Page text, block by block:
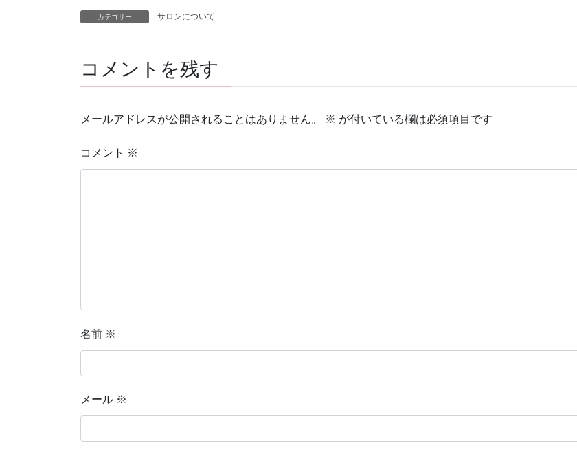
カテゴリー サロンについて
コメントを残す
メールアドレスが公開されることはありません。 ※ が付いている欄は必須項目です
コメント ※
名前 ※
メール ※